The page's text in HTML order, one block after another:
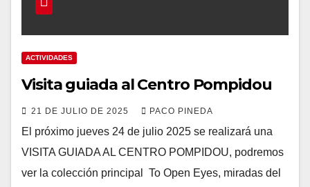
ACTIVIDADES
Visita guiada al Centro Pompidou
21 DE JULIO DE 2025 PACO PINEDA
El próximo jueves 24 de julio 2025 se realizará una
VISITA GUIADA AL CENTRO POMPIDOU, podremos
ver la colección principal To Open Eyes, miradas del